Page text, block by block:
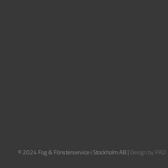
© 2024 Fog & Fönsterservice i Stockholm AB | Design by PAD